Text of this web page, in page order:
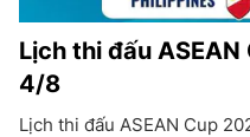
Lịch thi đấu
4/8
Lịch thi đấu ASEAN Cup